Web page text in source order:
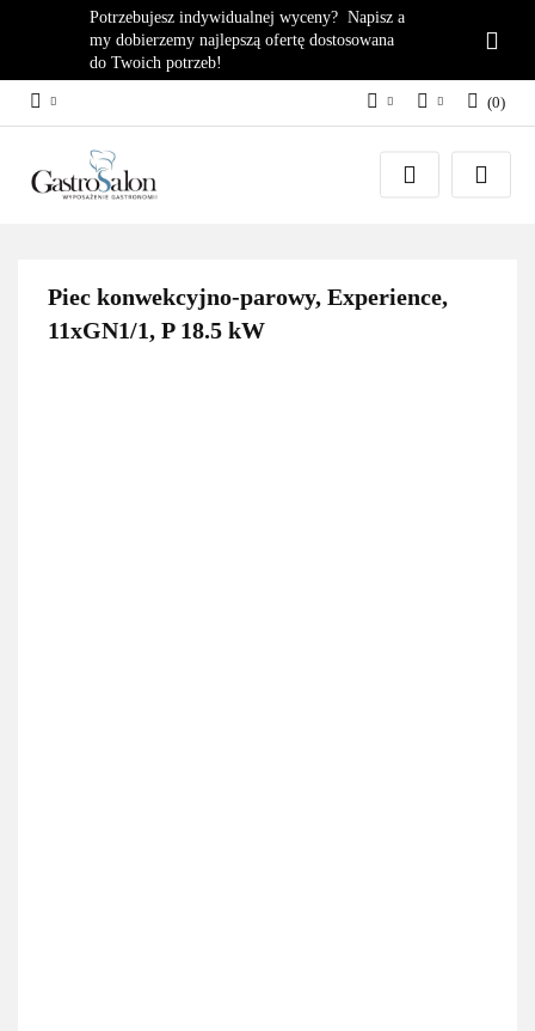
Potrzebujesz indywidualnej wyceny? Napisz a
my dobierzemy najlepszą ofertę dostosowana
do Twoich potrzeb!
EUR
Załóż konto
(0)
Piec konwekcyjno-parowy, Experience,
11xGN1/1, P 18.5 kW